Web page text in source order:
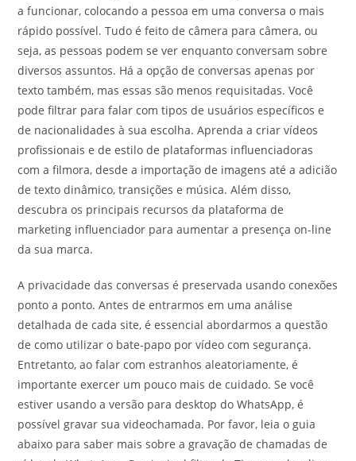
a funcionar, colocando a pessoa em uma conversa o mais
rápido possível. Tudo é feito de câmera para câmera, ou
seja, as pessoas podem se ver enquanto conversam sobre
diversos assuntos. Há a opção de conversas apenas por
texto também, mas essas são menos requisitadas. Você
pode filtrar para falar com tipos de usuários específicos e
de nacionalidades à sua escolha. Aprenda a criar vídeos
profissionais e de estilo de plataformas influenciadoras
com a filmora, desde a importação de imagens até a adicião
de texto dinâmico, transições e música. Além disso,
descubra os principais recursos da plataforma de
marketing influenciador para aumentar a presença on-line
da sua marca.
A privacidade das conversas é preservada usando conexões
ponto a ponto. Antes de entrarmos em uma análise
detalhada de cada site, é essencial abordarmos a questão
de como utilizar o bate-papo por vídeo com segurança.
Entretanto, ao falar com estranhos aleatoriamente, é
importante exercer um pouco mais de cuidado. Se você
estiver usando a versão para desktop do WhatsApp, é
possível gravar sua videochamada. Por favor, leia o guia
abaixo para saber mais sobre a gravação de chamadas de